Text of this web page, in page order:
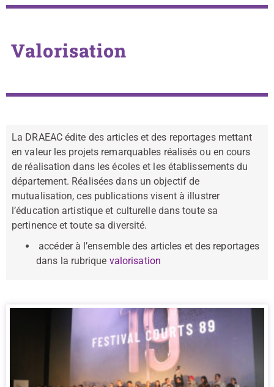
Valorisation
La DRAEAC édite des articles et des reportages mettant
en valeur les projets remarquables réalisés ou en cours
de réalisation dans les écoles et les établissements du
département. Réalisées dans un objectif de
mutualisation, ces publications visent à illustrer
l’éducation artistique et culturelle dans toute sa
pertinence et toute sa diversité.
accéder à l’ensemble des articles et des reportages
dans la rubrique valorisation